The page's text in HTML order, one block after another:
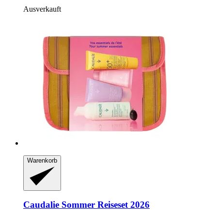
Ausverkauft
Warenkorb
Caudalie Sommer Reiseset 2026